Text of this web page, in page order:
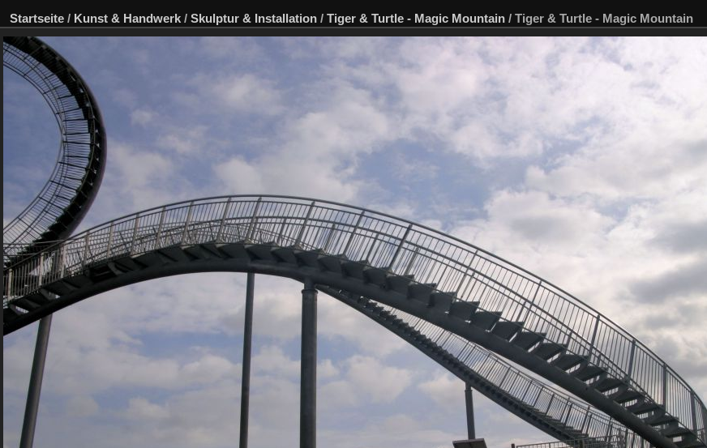
Startseite / Kunst & Handwerk / Skulptur & Installation / Tiger & Turtle - Magic Mountain / Tiger & Turtle - Magic Mountain